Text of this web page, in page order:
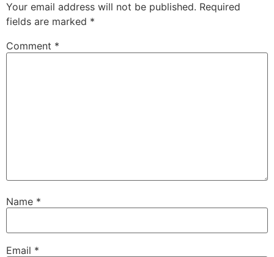
Your email address will not be published. Required
fields are marked *
Comment *
Name *
Email *